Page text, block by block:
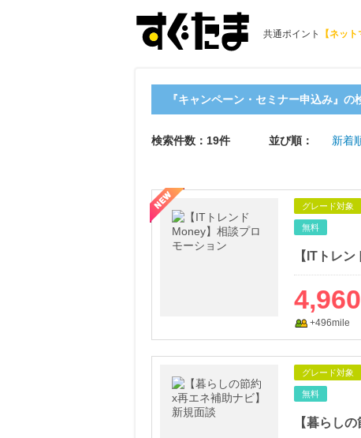
共通ポイント 【ネット
『キャンペーン・セミナー申込み』の
検索件数：19件 並び順： 新着
グレード対象
無料
【ITトレ
4,960
+496mile
グレード対象
無料
【暮らし